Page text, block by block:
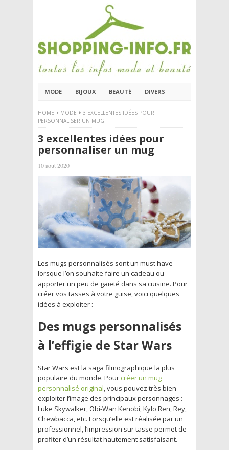
MODE BIJOUX BEAUTÉ DIVERS
HOME MODE
3 EXCELLENTES IDÉES POUR
PERSONNALISER UN MUG
3 excellentes idées pour
personnaliser un mug
10 août 2020
Les mugs personnalisés sont un must have
lorsque l’on souhaite faire un cadeau ou
apporter un peu de gaieté dans sa cuisine. Pour
créer vos tasses à votre guise, voici quelques
idées à exploiter :
Des mugs personnalisés
à l’effigie de Star Wars
Star Wars est la saga filmographique la plus
populaire du monde. Pour créer un mug
personnalisé original, vous pouvez très bien
exploiter l’image des principaux personnages :
Luke Skywalker, Obi-Wan Kenobi, Kylo Ren, Rey,
Chewbacca, etc. Lorsqu’elle est réalisée par un
professionnel, l’impression sur tasse permet de
profiter d’un résultat hautement satisfaisant.